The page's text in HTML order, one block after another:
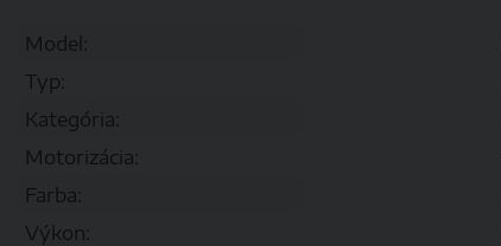
Model:
Typ:
Kategória:
Motorizácia:
Farba:
Výkon: